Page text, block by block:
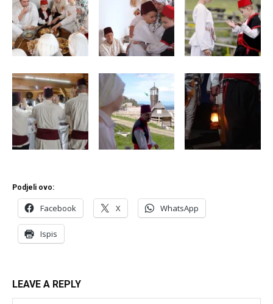
Podjeli ovo:
Facebook X WhatsApp
Ispis
LEAVE A REPLY